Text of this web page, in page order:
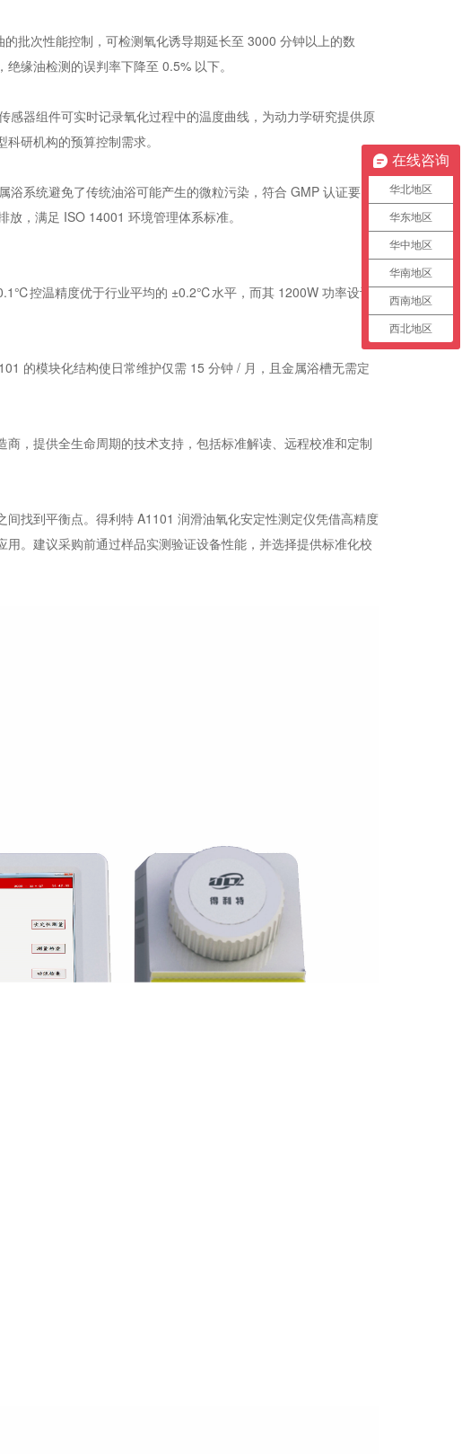
批次性能控制，可检测氧化诱导期延长至 3000 分钟以上的数
缘油检测的误判率下降至 0.5% 以下。
器组件可实时记录氧化过程中的温度曲线，为动力学研究提供原
研机构的预算控制需求。
系统避免了传统油浴可能产生的微粒污染，符合 GMP 认证要
，满足 ISO 14001 环境管理体系标准。
控温精度优于行业平均的 ±0.2℃水平，而其 1200W 功率设计
的模块化结构使日常维护仅需 15 分钟 / 月，且金属浴槽无需定
，提供全生命周期的技术支持，包括标准解读、远程校准和定制
找到平衡点。得利特 A1101 润滑油氧化安定性测定仪凭借高精度
。建议采购前通过样品实测验证设备性能，并选择提供标准化校
在线咨询
华北地区
华东地区
华中地区
华南地区
西南地区
西北地区